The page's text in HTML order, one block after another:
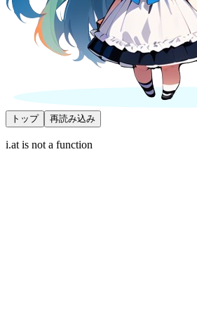
トップ 再読み込み
i.at is not a function